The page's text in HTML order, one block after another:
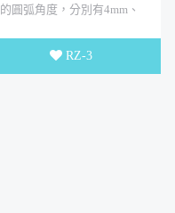
的圓弧角度，分別有4mm、
RZ-3